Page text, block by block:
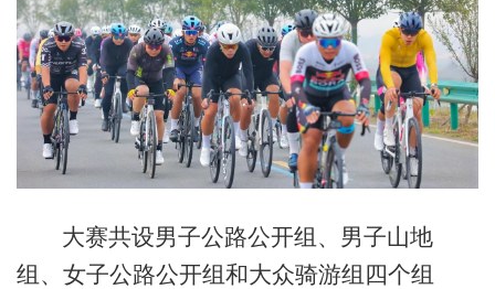
大赛共设男子公路公开组、男子山地
组、女子公路公开组和大众骑游组四个组